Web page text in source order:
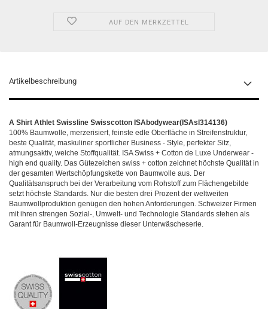
AUF DEN MERKZETTEL
Artikelbeschreibung
A Shirt Athlet Swissline Swisscotton ISAbodywear(ISAsl314136)
100% Baumwolle, merzerisiert, feinste edle Oberfläche in Streifenstruktur,
beste Qualität, maskuliner sportlicher Business - Style, perfekter Sitz,
atmungsaktiv, weiche Stoffqualität. ISA Swiss + Cotton de Luxe Underwear -
high end quality. Das Gütezeichen swiss + cotton zeichnet höchste Qualität in
der gesamten Wertschöpfungskette von Baumwolle aus. Der
Qualitätsanspruch bei der Verarbeitung vom Rohstoff zum Flächengebilde
setzt höchste Standards. Nur die besten drei Prozent der weltweiten
Baumwollproduktion genügen den hohen Anforderungen. Schweizer Firmen
mit ihren strengen Sozial-, Umwelt- und Technologie Standards stehen als
Garant für Baumwoll-Erzeugnisse dieser Unterwäscheserie.